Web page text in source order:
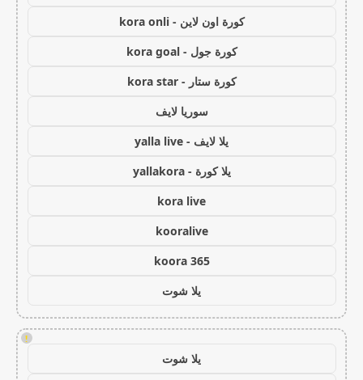
كورة اون لاين - kora onli
كورة جول - kora goal
كورة ستار - kora star
سوريا لايف
يلا لايف - yalla live
يلا كورة - yallakora
kora live
kooralive
koora 365
يلا شوت
!
يلا شوت